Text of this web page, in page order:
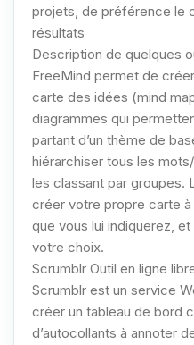
projets, de préférence le
résultats
Description de quelques
FreeMind permet de
carte des idées (mind
diagrammes qui
partant d’un thème de
hiérarchiser tous les
les classant par groupes.
créer votre propre carte
que vous lui indiquerez,
votre choix.
Scrumblr Outil en ligne
Scrumblr est un service
créer un tableau de bord
d’autocollants à annoter